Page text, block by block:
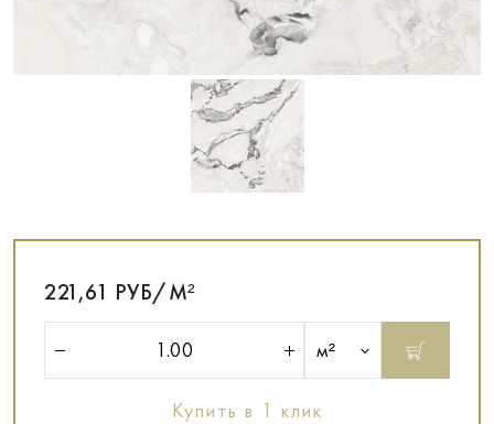
221,61 РУБ/М²
м²
Купить в 1 клик